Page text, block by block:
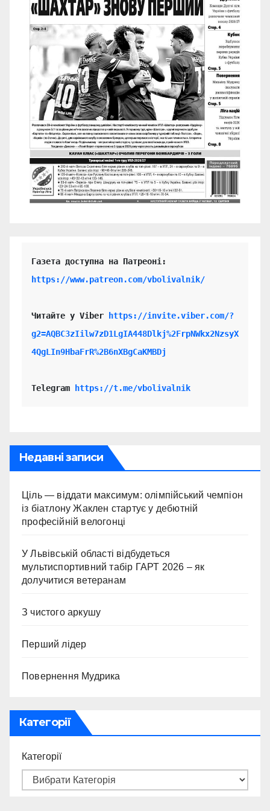
https://www.patreon.com/vbolivalnik/
Читайте у Viber
https://invite.viber.com/?
g2=AQBC3zIilw7zD1LgIA448Dlkj%2FrpNWkx2NzsyX
4QgLIn9HbaFrR%2B6nXBgCaKMBDj
Telegram https://t.me/vbolivalnik
Недавні записи
Ціль — віддати максимум: олімпійський чемпіон
із біатлону Жаклен стартує у дебютній
професійній велогонці
У Львівській області відбудеться
мультиспортивний табір ГАРТ 2026 – як
долучитися ветеранам
З чистого аркушу
Перший лідер
Повернення Мудрика
Категорії
Категорії